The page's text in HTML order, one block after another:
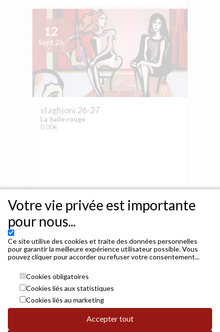
12
Sept.26
staghjoni 26-27
La Salle rouge
0,00€
Je réserve
Votre vie privée est importante
pour nous...
Ce site utilise des cookies et traite des données personnelles
pour garantir la meilleure expérience utilisateur possible. Vous
pouvez cliquer pour accorder ou refuser votre consentement...
Cookies obligatoires
Cookies liés aux statistiques
Cookies liés au marketing
Accepter tout